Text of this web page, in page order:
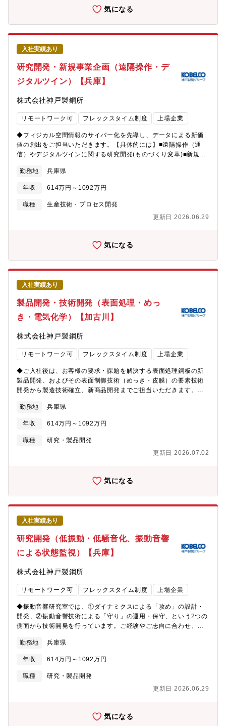
カーボンニュートラル実現に向け、同社は製鉄所や発電所といっ
た大規模な工場・プロセスを保有しており、これら工場を実証現
場として活用し、世の中に新技術を提案することが可能です。◎
研究開発面においては、同社は複数の拠点に類まれな研究開発設
備を保有しており、新たなプロセスを提案、実証する環境が整備
されています。研究所から発案し新たな装置・設備を導入するこ
ともあり、独自性の高い研究を行うことができます。また、社会
実装に向けては、同社事業部門のほか、エンジニアリング会社、
各研究機関（大学、産総研、電中研など）との連携が必須であ
業フロントへのローテも可能であり、新事業企画から現場設計ま
の社外研究機関駐在や海外留学することも可能です。【配属組
均残業時間：15時間程度/月・リモートワーク：平均7回程度/月
（全社制度として月10日まで利用可能）
業部門との事前協議による、実用化を見据えた研究開発テーマの
立案・外部連携：大学や国研などの社外研究機関との共同研究・
ネットワーク構築【募集背景】材料研究所では、素材系事業のみ
ならず、成長領域である機械系や電力事業への材料ソリューショ
ンの提供を行っています。その際に、航空機エンジンや電力プラ
ント等の極限環境下で耐えうる「高温耐熱材料」の開発が急務と
なっており、人材強化を行うべく、研究技術者を募集いたしま
す。【配属組織】技術開発本部 材料研究所 材料制御研究室技術開
発本部 材料研究所・企画グループ・精錬凝固研究室・材質制御研
リアパス】■入社直後：先輩社員の指導の下、耐熱・高合金材料の
組織観察、機械試験、熱力学計算、特許・文献調査に基づく合金
設計およびプロセス設計を担当します。また、社内報告や知財検
調査）や、事業部門との事前協議、大学・国研等の外部機関連
携、若手研究員の指導を担当します。■入社数年後：事業部門（開
発部隊、フロント、技術部門）と協力して、技術ロードマップ・
中期計画の策定、研究開発予算の管理、当社の素材・機械・電力
合優位性：同社の技術開発本部では、専門技術の高度化だけでな
することを重視しています。金属材料・技術を専門とする研究者
のほか、周辺部署に機械やDXなどの専門家も多く、シナジーの機
常に魅力的に映ると思われます。◎やりがい：同室は材料組織や
が、新素材創出を自らが蹴り出せる“やりがい”があります。また、
価格競争に陥りにくく、また、一部の機能性材料への発展も期待
できますので、十分な将来性があると考えられます。◎社風：同
社はナンバーワンではなく「オンリーワン」を目指すことを以前
に標榜しており、“優等生”だけでなく、ある部分で際立つ能力を発
揮する“尖った人材”も重視しております。社員の様々な個性・キャ
ラクターやお互いの専門性・強みを尊重するフレンドリーな風土
があります。◎キャリア：金属材料の実践的な研究開発スキル
と、幅広い素材への対応力が習得できます。入社後、一定の成果
が得られれば、状況に応じて国内の学協会や国際会議での講演、
学術論文投稿の経験を積むことも可能です。将来的に条件が整え
野、実際に素材が使われる電力事業やエンジニアリング事業・機
【働き方】・平均残業時間：25時間程度/月・リモートワーク：全
社制度として月10日まで利用可能（実験業務や、事業部門との打
気になる
入社実績あり
研究開発・新規事業企画（遠隔操作・デ
ジタルツイン）【兵庫】
株式会社神戸製鋼所
リモートワーク可 フレックスタイム制度 上場企業
◆フィジカル空間情報のサイバー化を先導し、データによる新価
値の創出をご担当いただきます。【具体的には】■遠隔操作（通
信）やデジタルツインに関する研究開発(ものづくり変革)■新規事
証、企画作成■研究開発マネジメント■業務比率としては、研究開
発(40%)、事業企画(40%)、マネジメント等(20%)を想定していま
す。【募集背景】KOBELCOグループ全体のDX推進を担う「デジ
タルイノベーション技術センター（DITec）」において、「ものづ
来の計測技術（単なる測定）から、遠隔操作やデジタルツインと
ため、計測技術に関する技術者を募集いたします。【キャリアパ
ス】■入社直後：配属されたチームの既存開発テーマに従事し、同
社の事業や技術課題についての理解を深めます。■入社半年以降：
新たなプロジェクトや研究テーマの提案を行い、プロジェクトの
主担当業務を担当します。■将来的に：ご経験やご志向に合わせ
て、以下キャリアパスを想定しています。①計測技術に関する研
究職およびビジネス企画職②事業部門に近い開発部門での実用開
発・事業企画（遠隔操作（通信）やデジタルツインに関する研究
開発(ものづくり変革)および事業企画）③製造拠点の生産技術・品
な事業を対象に産業課題に深く関与し、研究開発を通じて社会課
題の解決に貢献できます。◎各自の裁量が大きく、テーマの方向
性を自分の意見で定められます。◎フラットな組織風土で、異分
◎多様な開発分野の機会があり、形状計測から半導体検査まで幅
広い業務に対応可能です。◎計測/センシングはフィジカルとサイ
バーの接点を担うため、研究所だけでなく国内外の製造拠点での
仕事も可能です。◎海外留学や博士号取得などの支援制度、大学
豊富です。◎技術企画や新事業創出にも関与でき、自分のキャリ
ルイノベーション技術センター 計測技術研究室技術開発本部 デ
ジタルイノベーション技術センター（DITec）・計測技術研究室
術センター（DITec）のミッション】①グループのDX推進に向
を技術面で支える取り組みを展開し、グループ全体のDX推進に貢
なるフィジカル空間情報のサイバー空間への取り込みを先導する
ことでデータを活用した新たな価値創出とものづくりを変革す
る。【働き方】・平均残業時間：10時間程度/月・リモートワー
ク：平均5回程度/月（全社制度として月10日まで利用可能）
勤務地 兵庫県
年収 614万円～1092万円
職種
生産技術・プロセス開発
更新日 2026.06.29
気になる
入社実績あり
製品開発・技術開発（表面処理・めっ
き・電気化学）【加古川】
株式会社神戸製鋼所
リモートワーク可 フレックスタイム制度 上場企業
◆ご入社後は、お客様の要求・課題を解決する表面処理鋼板の新
製品開発、およびその表面制御技術（めっき・皮膜）の要素技術
開発から製造技術確立、新商品開発までご担当いただきます。
起案から行い、関係部署や自部署の同僚たちと議論しながら、テ
ーマの目標達成を目指します。当室は技術者一人ひとりに大きな
裁量と自由度が与えられており、自らの手で開発テーマを動かし
ていく自律的な面白さを実感していただける環境です。※業務比
発表準備、特許出願、職場のDX活動など）、その他20％（関係部
車・電機・建材メーカー向けの鋼板・高張力鋼板（ハイテン）の
生産技術開発：高品質なハイテンを、工場の実ラインで大量生産
するための製造条件（熱間圧延、酸洗、焼鈍、めっきなどの諸条
件）の確立・特殊化成皮膜開発：成形加工時の潤滑性、部品の防
錆性、溶接性などを両立する化学皮膜の開発・高耐食めっき・皮
膜製品開発：亜鉛・アルミ・マグネシウムからなる次世代の高耐
食めっき「KOBEMAG」などの新製品開発・評価■参考URL：・
高張力鋼板（ハイテン）の詳細について
https://www.kobelco.co.jp/products/steel-
https://www.kobelco.co.jp/products/steel-
aluminum/sheet/pdf/kobemag_s.pdf・亜鉛めっき鋼板の詳細に
ついてhttps://www.kobelco.co.jp/products/steel-
鉄鋼アルミ事業部門において、「既存事業の深掘り（黒字化）」
と「新事業の探索（高収益化）」を両立する“両利きの経営”を推進
しています。薄板分野では、自動車のEV化・軽量化、建材の長寿
命化などの要請の高まりに伴って、お客様からの新材料への引き
や高耐食めっき「KOBEMAG」の量産化のための大規模な設備投
既存の要素技術を継承・深化し、新製品開発および表面処理技術
開発を担ってくださる技術者を募集いたします。技術領域が幅広
ーとしての活躍を期待しています。【配属組織】鉄鋼アルミ事業
勤務地 兵庫県
年収 614万円～1092万円
職種
研究・製品開発
更新日 2026.07.02
気になる
入社実績あり
研究開発（低振動・低騒音化、振動音響
による状態監視）【兵庫】
株式会社神戸製鋼所
リモートワーク可 フレックスタイム制度 上場企業
◆振動音響研究室では、①ダイナミクスによる「攻め」の設計・
開発、②振動音響技術による「守り」の運用・保守、という2つの
側面から技術開発を行っています。ご経験やご志向に合わせ、い
械などの機械製品から、素材系工場の生産ライン、発電所などの
大規模設備まで多岐にわたります。【具体的には】①ダイナミク
スによる低振動化・低騒音化技術（設計・開発フェーズ）製品の
付加価値を高めるための「動的特性」の最適化を担います。・物
解析および要素実験に基づく、新製品の構造最適化・制振設計の
性マネジメント技術の開発②振動音響による異常検知・設備診断
技術（運用・保守フェーズ）労働人口減少社会における「止まら
勤務地 兵庫県
年収 614万円～1092万円
職種
研究・製品開発
更新日 2026.06.29
気になる